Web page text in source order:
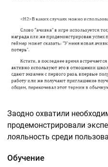
Заодно охватили
продемонстрировали
лояльность среди
Обучение